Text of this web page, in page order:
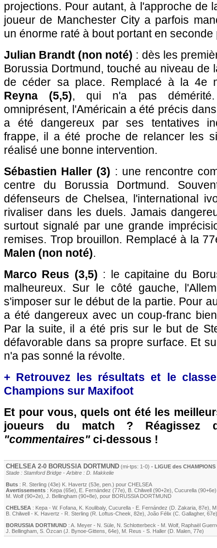
projections. Pour autant, à l'approche de
joueur de Manchester City a parfois
un énorme raté à bout portant en seconde
Julian Brandt (non noté) : dès les
Borussia Dortmund, touché au niveau de
de céder sa place. Remplacé à la 4e
Reyna (5,5), qui n'a pas
omniprésent, l'Américain a été précis
a été dangereux par ses tentatives
frappe, il a été proche de relancer les
réalisé une bonne intervention.
Sébastien Haller (3) : une rencontre
centre du Borussia Dortmund.
défenseurs de Chelsea, l'international
rivaliser dans les duels. Jamais
surtout signalé par une grande
remises. Trop brouillon. Remplacé à la
Malen (non noté).
Marco Reus (3,5) : le capitaine du
malheureux. Sur le côté gauche,
s'imposer sur le début de la partie. Pour
a été dangereux avec un coup-franc
Par la suite, il a été pris sur le but de
défavorable dans sa propre surface. Et
n'a pas sonné la révolte.
+ Retrouvez les résultats et le
Champions sur Maxifoot
Et pour vous, quels ont été les
joueurs du match ? Réagissez
"commentaires" ci-dessous !
CHELSEA 2-0 BORUSSIA DORTMUND (mi-tps: 1-0) - LIGUE des
Stade : Stamford Bridge - Arbitre : D. Makkelie
Buts : R. Sterling (43e) K. Havertz (53e, pen.) pour CHELSEA
Avertissements : Kepa (65e) E. Fernández (77e) B. Chilwell (90+2e) Cucurella (90+6e)
M. Wolf (90+2e) J. Bellingham (90+8e) , pour BORUSSIA DORTMUND
CHELSEA : Kepa - W. Fofana K. Koulibaly, Cucurella - E. Fernández (D. Zakaria , 87e)
B. Chilwell - K. Havertz - R. Sterling (R. Loftus-Cheek , 82e) João Félix (C. Gallagher, 67e)
BORUSSIA DORTMUND : A. Meyer - N. Süle N. Schlotterbeck - M. Wolf Raphaël
J. Bellingham S. Özcan (J. Bynoe-Gittens , 64e) M. Reus - S. Haller (D. Malen , 77e)